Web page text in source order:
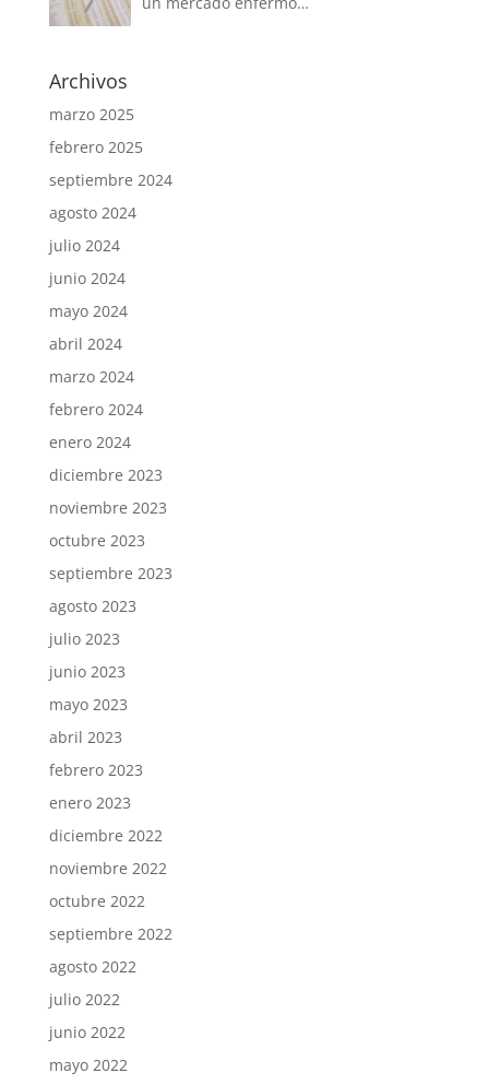
Archivos
marzo 2025
febrero 2025
septiembre 2024
agosto 2024
julio 2024
junio 2024
mayo 2024
abril 2024
marzo 2024
febrero 2024
enero 2024
diciembre 2023
noviembre 2023
octubre 2023
septiembre 2023
agosto 2023
julio 2023
junio 2023
mayo 2023
abril 2023
febrero 2023
enero 2023
diciembre 2022
noviembre 2022
octubre 2022
septiembre 2022
agosto 2022
julio 2022
junio 2022
mayo 2022